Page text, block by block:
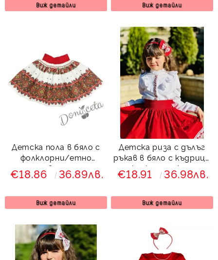
8465759
Виж детайли Виж детайли
Детска пола в бяло с
фолклорни/етно
мотиви с рози
€18.86 36.89лв.
Виж детайли
Детска риза с дълъг
ръкав в бяло с къдрици
с фолклорни/етно
мотиви
€18.91 36.98лв.
Виж детайли